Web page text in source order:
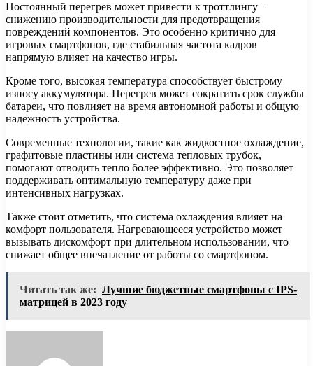
Постоянный перегрев может привести к троттлингу –
снижению производительности для предотвращения
повреждений компонентов. Это особенно критично для
игровых смартфонов, где стабильная частота кадров
напрямую влияет на качество игры.
Кроме того, высокая температура способствует быстрому
износу аккумулятора. Перегрев может сократить срок службы
батареи, что повлияет на время автономной работы и общую
надежность устройства.
Современные технологии, такие как жидкостное охлаждение,
графитовые пластины или система тепловых трубок,
помогают отводить тепло более эффективно. Это позволяет
поддерживать оптимальную температуру даже при
интенсивных нагрузках.
Также стоит отметить, что система охлаждения влияет на
комфорт пользователя. Нагревающееся устройство может
вызывать дискомфорт при длительном использовании, что
снижает общее впечатление от работы со смартфоном.
Читать так же: Лучшие бюджетные смартфоны с IPS-
матрицей в 2023 году